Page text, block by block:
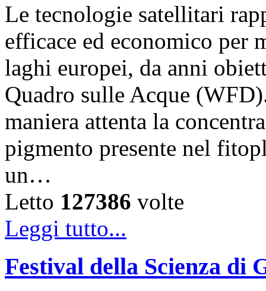
Le tecnologie satellitari
efficace ed economico per
laghi europei, da anni
Quadro sulle Acque
maniera attenta la
pigmento presente nel
un…
Letto 127386 volte
Leggi tutto...
Festival della Scienza di